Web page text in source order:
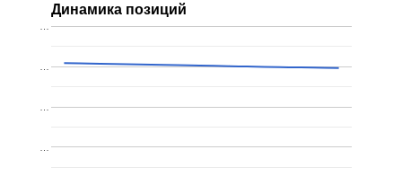
Динамика позиций
…
…